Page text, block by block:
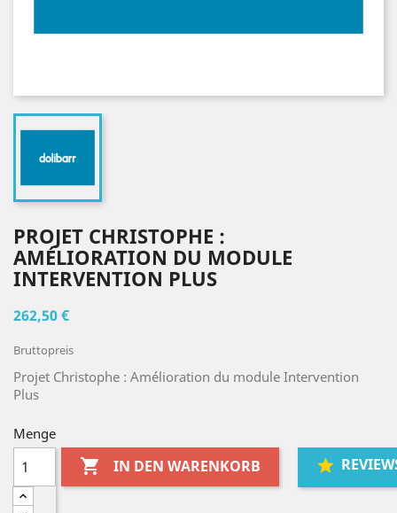
PROJET CHRISTOPHE :
AMÉLIORATION DU MODULE
INTERVENTION PLUS
262,50 €
Bruttopreis
Projet Christophe : Amélioration du module Intervention
Plus
Menge
 IN DEN WARENKORB